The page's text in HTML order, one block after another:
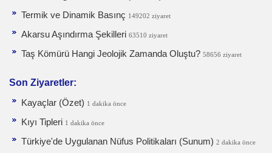
Termik ve Dinamik Basınç 149202 ziyaret
Akarsu Aşındırma Şekilleri 63510 ziyaret
Taş Kömürü Hangi Jeolojik Zamanda Oluştu? 58656 ziyaret
Son Ziyaretler:
Kayaçlar (Özet) 1 dakika önce
Kıyı Tipleri 1 dakika önce
Türkiye'de Uygulanan Nüfus Politikaları (Sunum) 2 dakika önce